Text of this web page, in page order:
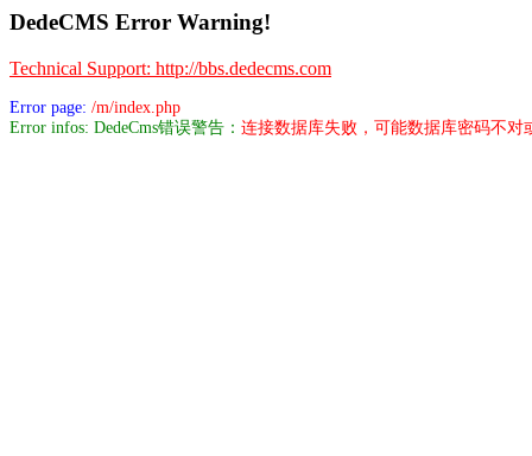
DedeCMS Error Warning!
Technical Support: http://bbs.dedecms.com
Error page: /m/index.php
Error infos: DedeCms错误警告： 连接数据库失败，可能数据库密码不对